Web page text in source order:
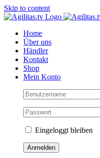
Skip to content
Home
Über uns
Händler
Kontakt
Shop
Mein Konto
Eingeloggt bleiben